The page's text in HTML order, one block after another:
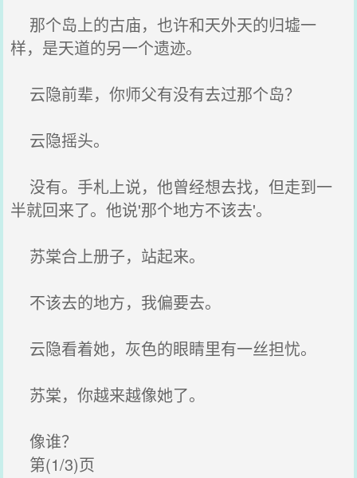
那个岛上的古庙，也许和天外天的归墟一
样，是天道的另一个遗迹。
云隐前辈，你师父有没有去过那个岛？
云隐摇头。
没有。手札上说，他曾经想去找，但走到一
半就回来了。他说'那个地方不该去'。
苏棠合上册子，站起来。
不该去的地方，我偏要去。
云隐看着她，灰色的眼睛里有一丝担忧。
苏棠，你越来越像她了。
像谁？
第(1/3)页